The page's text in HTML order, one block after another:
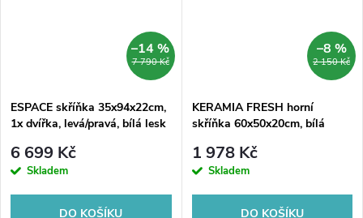
7 790 Kč
–14 %
ESPACE skříňka 35x94x22cm,
1x dvířka, levá/pravá, bílá lesk
6 699 Kč
Skladem
DO KOŠÍKU
2 150 Kč
–8 %
KERAMIA FRESH horní
skříňka 60x50x20cm, bílá
1 978 Kč
Skladem
DO KOŠÍKU